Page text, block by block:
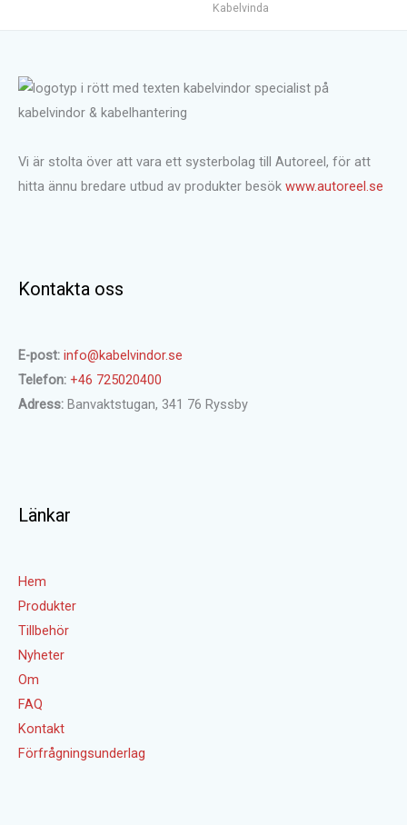
Kabelvinda
Vi är stolta över att vara ett systerbolag till Autoreel, för att
hitta ännu bredare utbud av produkter besök www.autoreel.se
Kontakta oss
E-post: info@kabelvindor.se
Telefon: +46 725020400
Adress: Banvaktstugan, 341 76 Ryssby
Länkar
Hem
Produkter
Tillbehör
Nyheter
Om
FAQ
Kontakt
Förfrågningsunderlag